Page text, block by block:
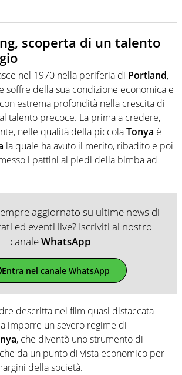
scoperta di un talento
nel 1970 nella periferia di Portland,
soffre della sua condizione economica e
estrema profondità nella crescita di
talento precoce. La prima a credere,
nelle qualità della piccolaTonya è
la quale ha avuto il merito, ribadito e poi
i pattini ai piedi della bimba ad
aggiornato su ultime news di
ed eventi live? Iscriviti al nostro
canaleWhatsApp
Entra nel canale WhatsApp
descritta nel film quasi distaccata
imporre un severo regime di
, che diventò uno strumento di
da un punto di vista economico per
della società.